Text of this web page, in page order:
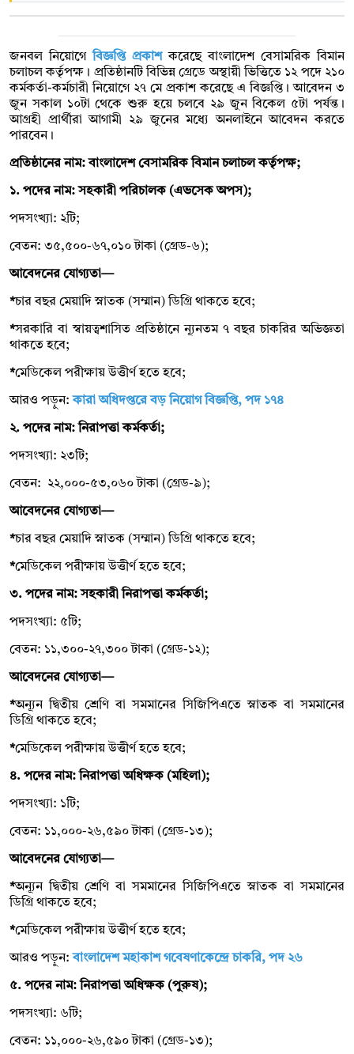
জনবল নিয়োগেবিজ্ঞপ্তি প্রকাশকরেছে বাংলাদেশ বেসামরিক বিমান
চলাচল কর্তৃপক্ষ। প্রতিষ্ঠানটি বিভিন্ন গ্রেডে অস্থায়ী ভিত্তিতে ১২ পদে ২১০
কর্মকর্তা-কর্মচারী নিয়োগে ২৭ মে প্রকাশ করেছে এ বিজ্ঞপ্তি। আবেদন ৩
জুন সকাল ১০টা থেকে শুরু হয়ে চলবে ২৯ জুন বিকেল ৫টা পর্যন্ত।
আগ্রহী প্রার্থীরা আগামী ২৯ জুনের মধ্যে অনলাইনে আবেদন করতে
পারবেন।
প্রতিষ্ঠানের নাম: বাংলাদেশ বেসামরিক বিমান চলাচল কর্তৃপক্ষ;
১. পদের নাম: সহকারী পরিচালক (এভসেক অপস);
পদসংখ্যা: ২টি;
বেতন: ৩৫,৫০০-৬৭,০১০ টাকা (গ্রেড-৬);
আবেদনের যোগ্যতা—
*চার বছর মেয়াদি স্নাতক (সম্মান) ডিগ্রি থাকতে হবে;
*সরকারি বা স্বায়ত্বশাসিত প্রতিষ্ঠানে ন্যূনতম ৭ বছর চাকরির অভিজ্ঞতা
থাকতে হবে;
*মেডিকেল পরীক্ষায় উত্তীর্ণ হতে হবে;
আরও পড়ুন:কারা অধিদপ্তরে বড় নিয়োগ বিজ্ঞপ্তি, পদ ১৭৪
২. পদের নাম: নিরাপত্তা কর্মকর্তা;
পদসংখ্যা: ২৩টি;
বেতন: ২২,০০০-৫৩,০৬০ টাকা (গ্রেড-৯);
আবেদনের যোগ্যতা—
*চার বছর মেয়াদি স্নাতক (সম্মান) ডিগ্রি থাকতে হবে;
*মেডিকেল পরীক্ষায় উত্তীর্ণ হতে হবে;
৩. পদের নাম: সহকারী নিরাপত্তা কর্মকর্তা;
পদসংখ্যা: ৫টি;
বেতন: ১১,৩০০-২৭,৩০০ টাকা (গ্রেড-১২);
আবেদনের যোগ্যতা—
*অন্যূন দ্বিতীয় শ্রেণি বা সমমানের সিজিপিএতে স্নাতক বা সমমানের
ডিগ্রি থাকতে হবে;
*মেডিকেল পরীক্ষায় উত্তীর্ণ হতে হবে;
৪. পদের নাম: নিরাপত্তা অধিক্ষক (মহিলা);
পদসংখ্যা: ১টি;
বেতন: ১১,০০০-২৬,৫৯০ টাকা (গ্রেড-১৩);
আবেদনের যোগ্যতা—
*অন্যূন দ্বিতীয় শ্রেণি বা সমমানের সিজিপিএতে স্নাতক বা সমমানের
ডিগ্রি থাকতে হবে;
*মেডিকেল পরীক্ষায় উত্তীর্ণ হতে হবে;
আরও পড়ুন:বাংলাদেশ মহাকাশ গবেষণাকেন্দ্রে চাকরি, পদ ২৬
৫. পদের নাম: নিরাপত্তা অধিক্ষক (পুরুষ);
পদসংখ্যা: ৬টি;
বেতন: ১১,০০০-২৬,৫৯০ টাকা (গ্রেড-১৩);